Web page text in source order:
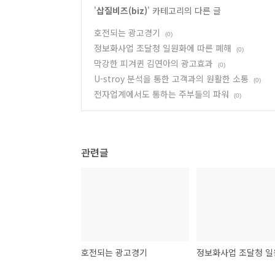
'삽질비즈(biz)' 카테고리의 다른 글
호전되는 광고경기
(0)
정보화사업 조달청 일원화에 따른 폐해 (0)
막강한 피겨퀸 김연아의 광고효과 (0)
U-stroy 분석을 통한 고객과의 원활한 소통 (0)
전자업계에서도 통하는 주부들의 파워 (0)
관련글
호전되는 광고경기